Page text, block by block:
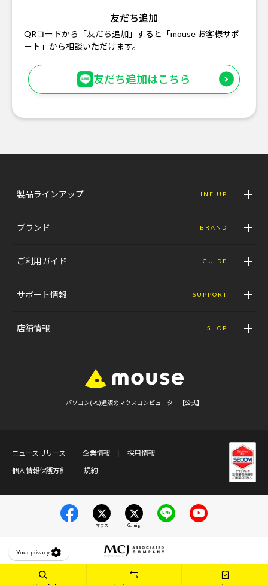
友だち追加
QRコードから「友だち追加」すると「mouse お客様サポ
ート」から相談いただけます。
友だち追加はこちら
製品ラインアップ LINE UP
ブランド BRAND
ご利用ガイド GUIDE
サポート情報 SUPPORT
店舗情報 SHOP
パソコン(PC)通販のマウスコンピューター【公式】
ニュースリリース 企業情報
採用情報
個人情報保護方針
規約
マウス Gaming